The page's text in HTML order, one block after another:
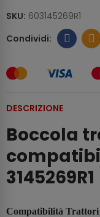
SKU: 603145269R1
DESCRIZIONE
Boccola
3145269R1
Compatibilità Trattori